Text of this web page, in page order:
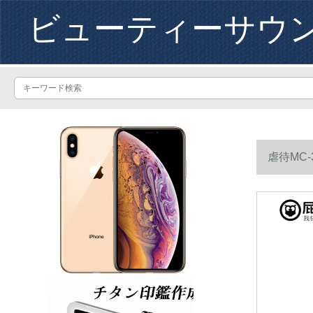
ビューティーサウ
虐待
カバーを